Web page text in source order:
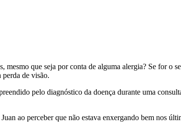
mesmo que seja por conta de alguma alergia? Se for o
perda de visão.
pelo diagnóstico da doença durante uma
ao perceber que não estava enxergando bem nos